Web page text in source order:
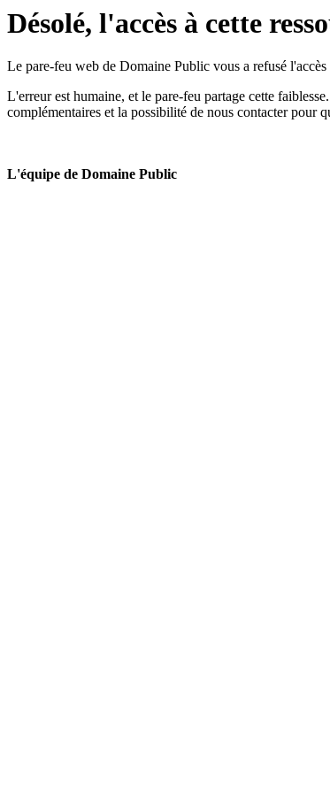
Désolé, l'accès à cette
Le pare-feu web de Domaine Public vous a refusé
L'erreur est humaine, et le pare-feu partage cette
complémentaires et la possibilité de nous contacter pour
L'équipe de Domaine Public